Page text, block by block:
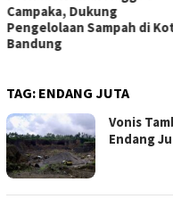
Campaka, Dukung
Pengelolaan Sampah di
Bandung
TAG: ENDANG JUTA
Vonis
Endang